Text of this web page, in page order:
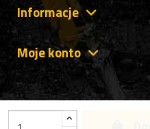
Informacje
Moje konto